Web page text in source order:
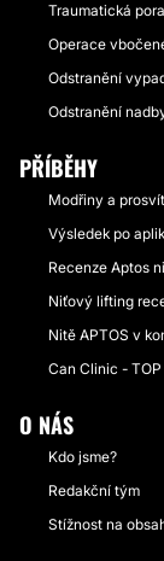
Traumatická
Operace
Odstranění
Odstranění
PŘÍBĚHY
Modřiny a
Výsledek po
Recenze Aptos
Niťový lifting
Nitě APTOS v
Can Clinic -
O NÁS
Kdo jsme?
Redakční tým
Stížnost na